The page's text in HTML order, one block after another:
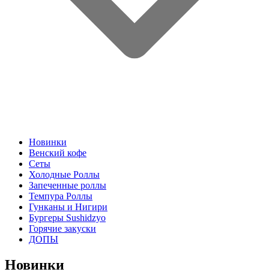
Новинки
Венский кофе
Сеты
Холодные Роллы
Запеченные роллы
Темпура Роллы
Гунканы и Нигири
Бургеры Sushidzyo
Горячие закуски
ДОПЫ
Новинки